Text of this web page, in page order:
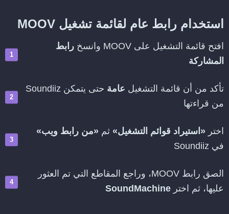
استخدام رابط عام لقائمة تشغيل MOOV
افتح قائمة التشغيل على MOOV وانسخ
رابط
المشاركة
تأكد من أن قائمة التشغيل عامة
حتى يتمكن Soundiiz
من قراءتها
اختر «استيراد قوائم التشغيل» ثم «من رابط ويب»
في Soundiiz
الصق رابط MOOV، وراجع المقاطع التي تم العثور
عليها، ثم اختر SoundMachine